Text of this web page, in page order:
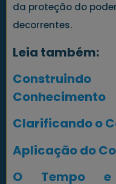
da proteção do
decorrentes.
Leia também:
Conhecimento
Clarificando o
Aplicação do
O Tempo